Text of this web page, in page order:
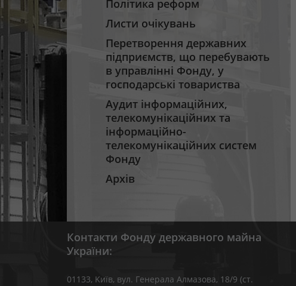
Політика реформ
Листи очікувань
Перетворення державних
підприємств, що перебувають
в управлінні Фонду, у
господарські товариства
Аудит інформаційних,
телекомунікаційних та
інформаційно-
телекомунікаційних систем
Фонду
Архів
Контакти Фонду державного майна
України:
01133, Kиїв, вул. Генерала Алмазова, 18/9 (ст.